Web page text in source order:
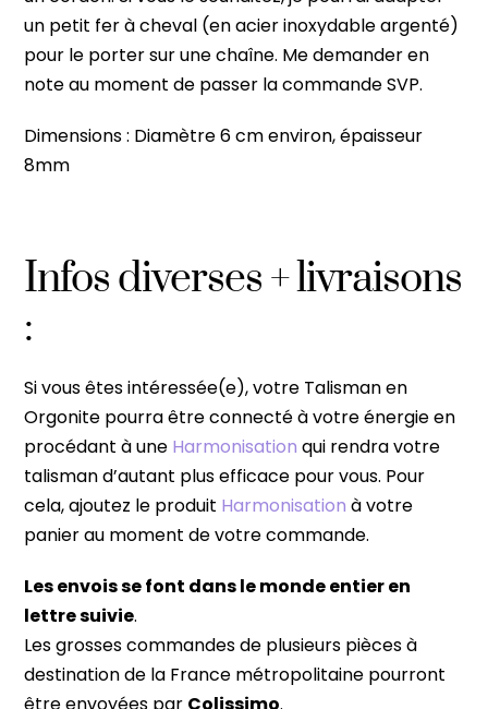
un petit fer à cheval (en acier inoxydable argenté)
pour le porter sur une chaîne. Me demander en
note au moment de passer la commande SVP.
Dimensions : Diamètre 6 cm environ, épaisseur
8mm
Infos diverses + livraisons
:
Si vous êtes intéressée(e), votre Talisman en
Orgonite pourra être connecté à votre énergie en
procédant à une Harmonisation qui rendra votre
talisman d’autant plus efficace pour vous. Pour
cela, ajoutez le produit Harmonisation à votre
panier au moment de votre commande.
Les envois se font dans le monde entier en
lettre suivie.
Les grosses commandes de plusieurs pièces à
destination de la France métropolitaine pourront